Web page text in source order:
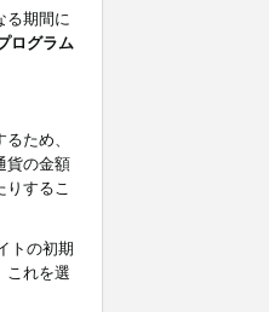
る期間に
ログラム
ため、
貨の金額
りするこ
トの初期
これを選